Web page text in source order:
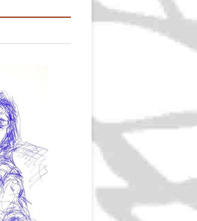
góry
głośność.